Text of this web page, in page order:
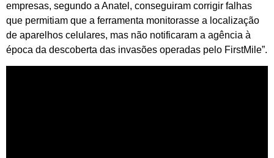
empresas, segundo a Anatel, conseguiram corrigir falhas
que permitiam que a ferramenta monitorasse a localização
de aparelhos celulares, mas não notificaram a agência à
época da descoberta das invasões operadas pelo FirstMile”.